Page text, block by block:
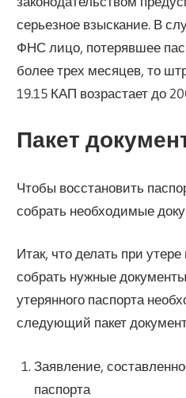
серьезное взыскание. В
ФНС лицо, потерявшее
более трех месяцев, то
19.15 КАП возрастает до
Пакет
Чтобы восстановить
собрать необходимые
Итак, что делать при
собрать нужные
утерянного паспорта
следующий пакет
Заявление,
паспорта